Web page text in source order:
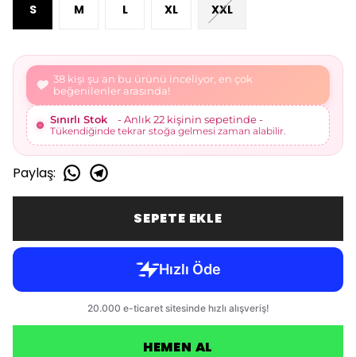
S M L XL XXL
41 kişi şu an bu ürünü inceliyor, en çok
beğenilenler arasında!
Sınırlı Stok
- Anlık 23 kişinin sepetinde -
Tükendiğinde tekrar stoğa gelmesi zaman alabilir.
Paylaş:
SEPETE EKLE
HEMEN AL